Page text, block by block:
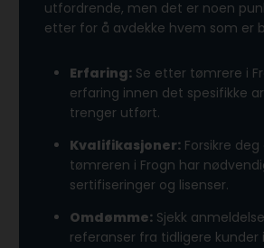
utfordrende, men det er noen
etter for å avdekke hvem som er
Erfaring: Se etter tømrere i
erfaring innen det spesifikke
trenger utført.
Kvalifikasjoner: Forsikre
tømreren i Frogn har
sertifiseringer og lisenser.
Omdømme: Sjekk
referanser fra tidligere kunder